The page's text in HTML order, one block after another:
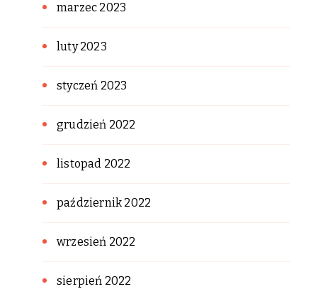
marzec 2023
luty 2023
styczeń 2023
grudzień 2022
listopad 2022
październik 2022
wrzesień 2022
sierpień 2022